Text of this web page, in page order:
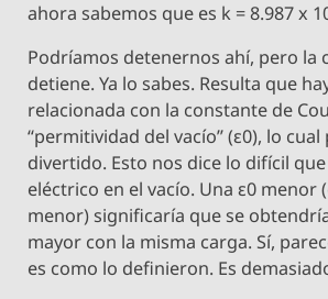
ahora sabemos que es k = 8.987 x
Podríamos detenernos ahí, pero la
detiene. Ya lo sabes. Resulta que
relacionada con la constante de
“permitividad del vacío” (ε0), lo
divertido. Esto nos dice lo difícil
eléctrico en el vacío. Una ε0 menor
menor) significaría que se
mayor con la misma carga. Sí,
es como lo definieron. Es